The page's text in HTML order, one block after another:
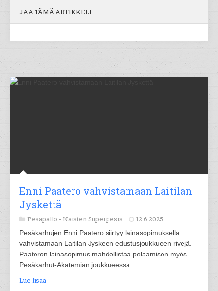
JAA TÄMÄ ARTIKKELI
Enni Paatero vahvistamaan Laitilan
Jyskettä
Pesäpallo - Naisten Superpesis 12.6.2025
Pesäkarhujen Enni Paatero siirtyy lainasopimuksella
vahvistamaan Laitilan Jyskeen edustusjoukkueen rivejä.
Paateron lainasopimus mahdollistaa pelaamisen myös
Pesäkarhut-Akatemian joukkueessa.
Lue lisää